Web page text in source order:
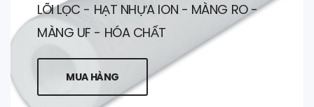
LÕI LỌC - HẠT NHỰA ION - MÀNG RO -
MÀNG UF - HÓA CHẤT
MUA HÀNG